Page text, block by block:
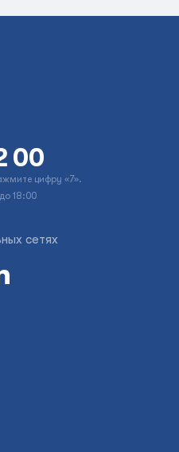
00
цифру «7».
18:00
сетях